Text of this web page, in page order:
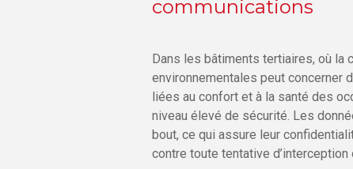
communications
Dans les bâtiments tertiaires, où la
environnementales peut concerner
liées au confort et à la santé des
niveau élevé de sécurité. Les
bout, ce qui assure leur
contre toute tentative d’interception